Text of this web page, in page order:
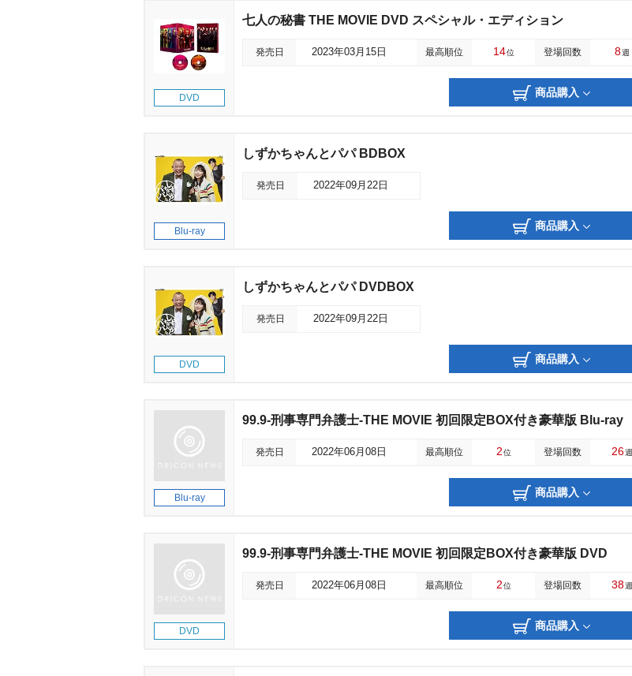
DVD
七人の秘書 THE MOVIE DVD スペシャル・エディション
発売日 2023年03月15日 最高順位 14位 登場回数 8週
商品購入
Blu-ray
しずかちゃんとパパ BDBOX
発売日 2022年09月22日
商品購入
DVD
しずかちゃんとパパ DVDBOX
発売日 2022年09月22日
商品購入
Blu-ray
99.9-刑事専門弁護士-THE MOVIE 初回限定BOX付き豪華版 Blu-ray
発売日 2022年06月08日 最高順位 2位 登場回数 26週
商品購入
DVD
99.9-刑事専門弁護士-THE MOVIE 初回限定BOX付き豪華版 DVD
発売日 2022年06月08日 最高順位 2位 登場回数 38週
商品購入